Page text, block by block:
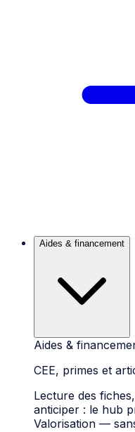
Aides & financement
Aides &
CEE, primes et
Lecture des
anticiper : le hub
Valorisation —